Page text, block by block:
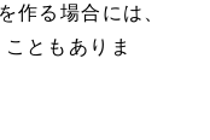
作る場合には、
ともありま